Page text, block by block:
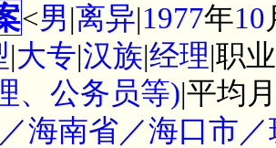
<男|离异|1977年10
|大专|汉族|经理|职
、公务员等)|平均
海南省／海口市